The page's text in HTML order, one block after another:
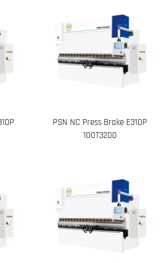
PSN NC Press Brake E310P
100T3200